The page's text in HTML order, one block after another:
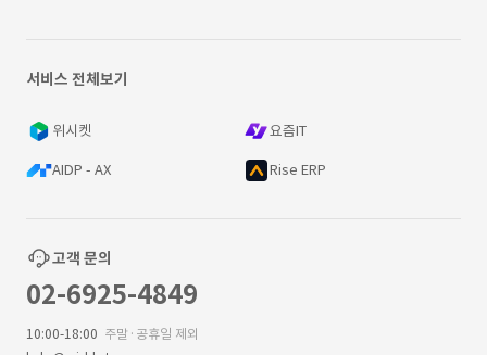
서비스 전체보기
위시켓 요즘IT
AIDP - AX Rise ERP
고객 문의
02-6925-4849
10:00-18:00 주말·공휴일 제외